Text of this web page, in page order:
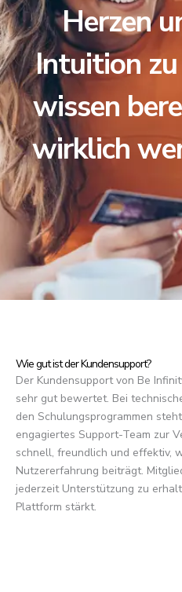
Herzen
Intuition
wissen
wirklich
Wie gut ist der Kundensupport?
Der Kundensupport von Be
sehr gut bewertet. Bei
den Schulungsprogrammen
engagiertes Support-Team zur
schnell, freundlich und effektiv,
Nutzererfahrung beiträgt.
jederzeit Unterstützung zu
Plattform stärkt.